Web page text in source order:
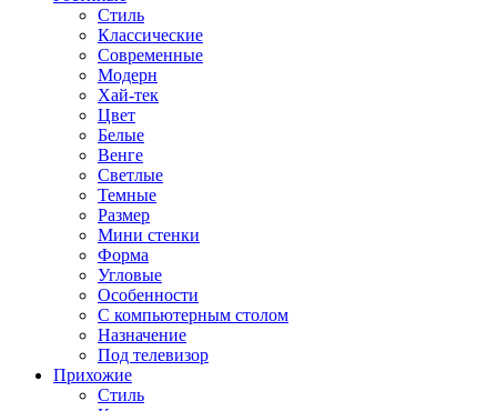
Стиль
Классические
Современные
Модерн
Хай-тек
Цвет
Белые
Венге
Светлые
Темные
Размер
Мини стенки
Форма
Угловые
Особенности
С компьютерным столом
Назначение
Под телевизор
Прихожие
Стиль